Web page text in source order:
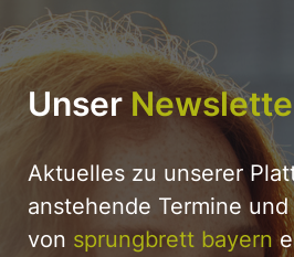
Unser
Aktuelles zu unserer
anstehende Termine
von sprungbrett bayern